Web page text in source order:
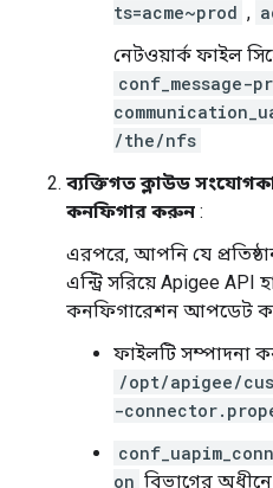
ts=acme~prod ,
নেটওয়ার্ক ফাইল
conf_message-
/the/nfs
ব্যক্তিগত ক্লাউড
কনফিগার করুন :
এরপরে, আপনি যে
এন্ট্রি সরিয়ে Apigee API
কনফিগারেশন আপডেট
ফাইলটি সম্পাদনা
/opt/apigee/
-
on বিভাগের অধীনে